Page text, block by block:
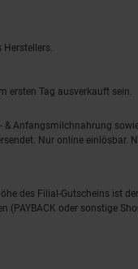
ersten Tag ausverkauft sein.
& Anfangsmilchnahrung
Nur online einlösbar.
des Filial-Gutscheins ist
oder sonstige